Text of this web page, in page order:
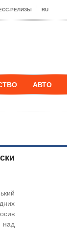
РЕЛИЗЫ RU
АВТО